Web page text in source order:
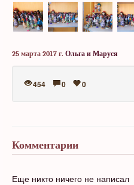
25 марта 2017 г. Ольга и Маруся
454 0 0
Комментарии
Еще никто ничего не написал